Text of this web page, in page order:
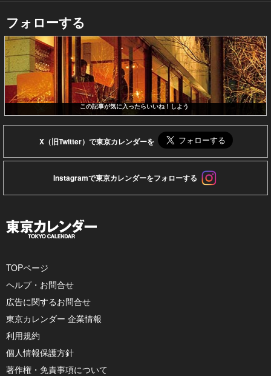
フォローする
この記事が気に入ったらいいね！しよう
X（旧Twitter）で東京カレンダーを
Instagramで東京カレンダーをフォローする
TOPページ
ヘルプ・お問合せ
広告に関するお問合せ
東京カレンダー 企業情報
利用規約
個人情報保護方針
著作権・免責事項について